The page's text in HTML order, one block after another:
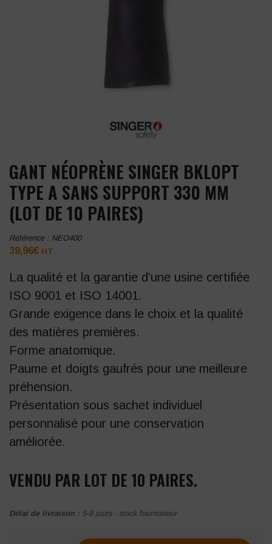
GANT NÉOPRÈNE SINGER BKLOPT
TYPE A SANS SUPPORT 330 MM
(LOT DE 10 PAIRES)
Référence : NEO400
39,96€ HT
La qualité et la garantie d’une usine certifiée
ISO 9001 et ISO 14001.
Grande exigence dans le choix et la qualité
des matières premières.
Forme anatomique.
Paume et doigts gaufrés pour une meilleure
préhension.
Présentation sous sachet individuel
personnalisé pour une conservation
améliorée.
VENDU PAR LOT DE 10 PAIRES.
Délai de livraison : 5-8 jours - stock fournisseur